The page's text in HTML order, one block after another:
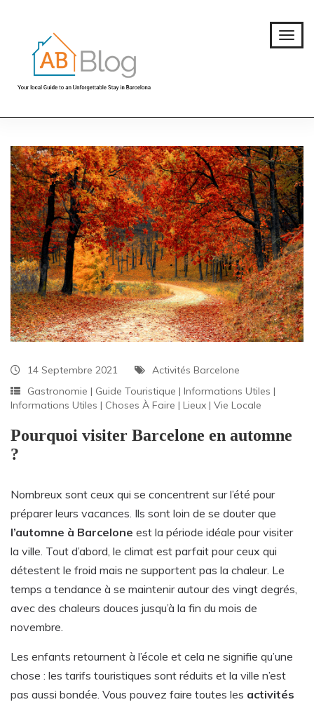
14 Septembre 2021
Activités Barcelone
Gastronomie | Guide Touristique | Informations Utiles |
Informations Utiles | Choses À Faire | Lieux | Vie Locale
Pourquoi visiter Barcelone en automne
?
Nombreux sont ceux qui se concentrent sur l’été pour
préparer leurs vacances. Ils sont loin de se douter que
l’automne à Barcelone est la période idéale pour visiter
la ville. Tout d’abord, le climat est parfait pour ceux qui
détestent le froid mais ne supportent pas la chaleur. Le
temps a tendance à se maintenir autour des vingt degrés,
avec des chaleurs douces jusqu’à la fin du mois de
novembre.
Les enfants retournent à l’école et cela ne signifie qu’une
chose : les tarifs touristiques sont réduits et la ville n’est
pas aussi bondée. Vous pouvez faire toutes les activités